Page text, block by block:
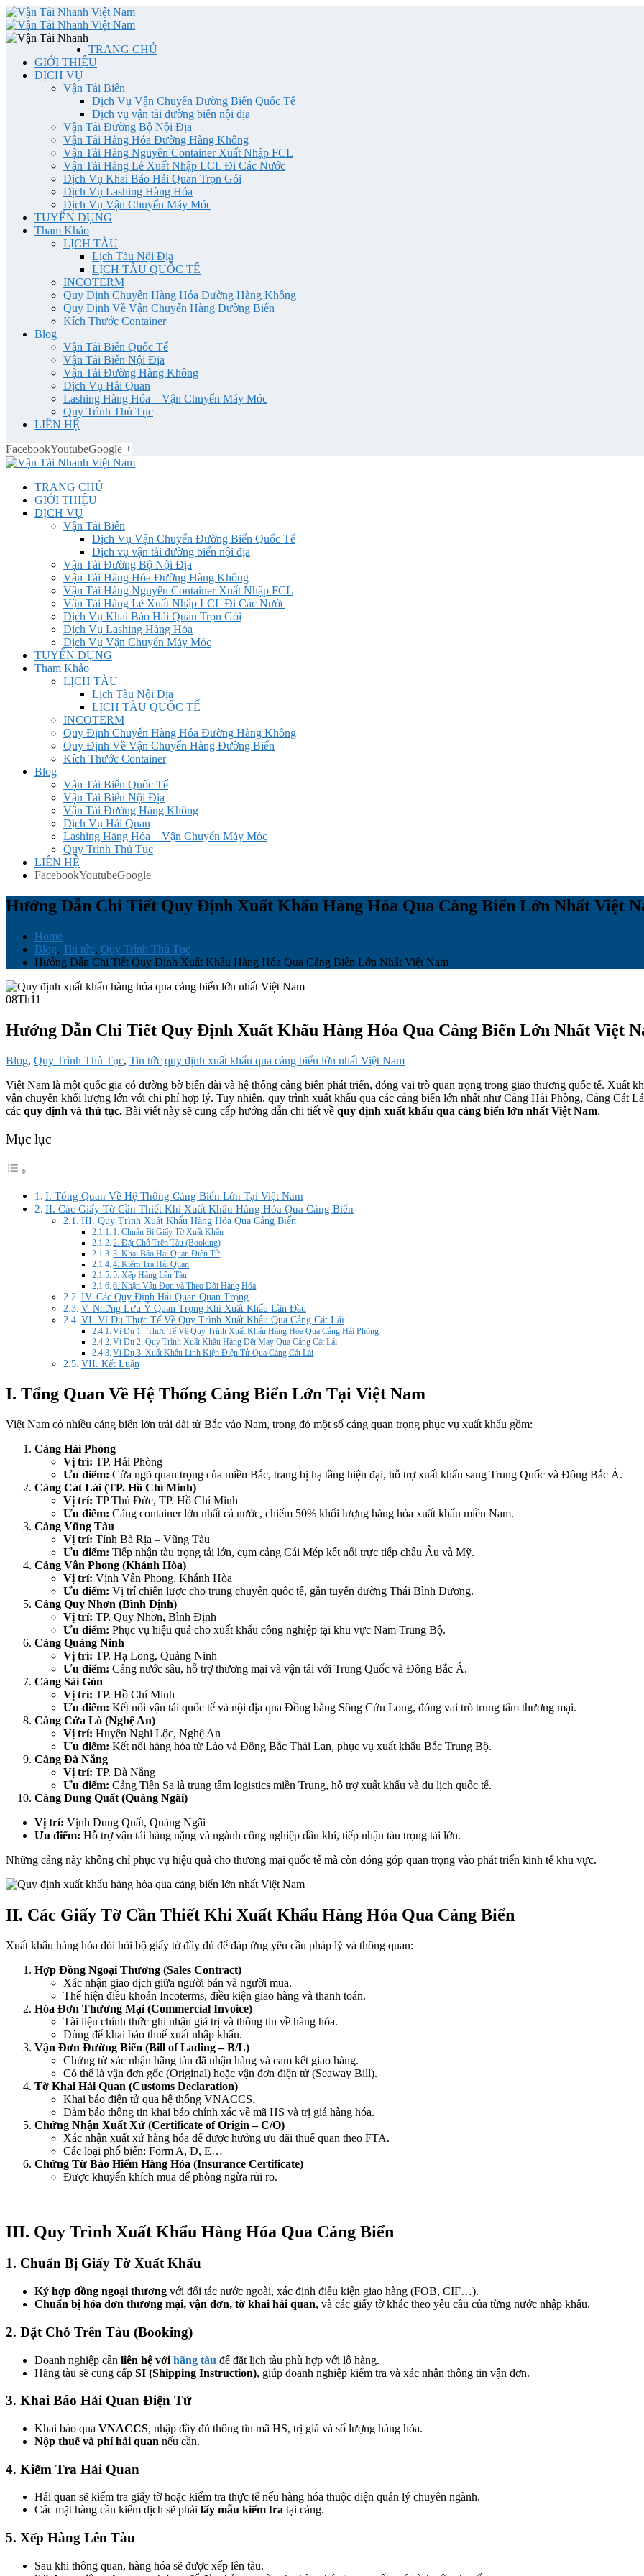
TRANG CHỦ
GIỚI THIỆU
DỊCH VỤ
Vận Tải Biển
Dịch Vụ Vận Chuyển Đường Biển Quốc Tế
Dịch vụ vận tải đường biển nội địa
Vận Tải Đường Bộ Nội Địa
Vận Tải Hàng Hóa Đường Hàng Không
Vận Tải Hàng Nguyên Container Xuất Nhập FCL
Vận Tải Hàng Lẻ Xuất Nhập LCL Đi Các Nước
Dịch Vụ Khai Báo Hải Quan Trọn Gói
Dịch Vụ Lashing Hàng Hóa
Dịch Vụ Vận Chuyển Máy Móc
TUYỂN DỤNG
Tham Khảo
LỊCH TÀU
Lịch Tàu Nội Địa
LỊCH TÀU QUỐC TẾ
INCOTERM
Quy Định Chuyển Hàng Hóa Đường Hàng Không
Quy Định Về Vận Chuyển Hàng Đường Biển
Kích Thước Container
Blog
Vận Tải Biển Quốc Tế
Vận Tải Biển Nội Địa
Vận Tải Đường Hàng Không
Dịch Vụ Hải Quan
Lashing Hàng Hóa _ Vận Chuyển Máy Móc
Quy Trình Thủ Tục
LIÊN HỆ
FacebookYoutubeGoogle +
TRANG CHỦ
GIỚI THIỆU
DỊCH VỤ
Vận Tải Biển
Dịch Vụ Vận Chuyển Đường Biển Quốc Tế
Dịch vụ vận tải đường biển nội địa
Vận Tải Đường Bộ Nội Địa
Vận Tải Hàng Hóa Đường Hàng Không
Vận Tải Hàng Nguyên Container Xuất Nhập FCL
Vận Tải Hàng Lẻ Xuất Nhập LCL Đi Các Nước
Dịch Vụ Khai Báo Hải Quan Trọn Gói
Dịch Vụ Lashing Hàng Hóa
Dịch Vụ Vận Chuyển Máy Móc
TUYỂN DỤNG
Tham Khảo
LỊCH TÀU
Lịch Tàu Nội Địa
LỊCH TÀU QUỐC TẾ
INCOTERM
Quy Định Chuyển Hàng Hóa Đường Hàng Không
Quy Định Về Vận Chuyển Hàng Đường Biển
Kích Thước Container
Blog
Vận Tải Biển Quốc Tế
Vận Tải Biển Nội Địa
Vận Tải Đường Hàng Không
Dịch Vụ Hải Quan
Lashing Hàng Hóa _ Vận Chuyển Máy Móc
Quy Trình Thủ Tục
LIÊN HỆ
FacebookYoutubeGoogle +
Hướng Dẫn Chi Tiết Quy Định Xuất Khẩu Hàng Hóa Qua Cảng Biển Lớn Nhất Việt
Home
Blog, Tin tức, Quy Trình Thủ Tục
Hướng Dẫn Chi Tiết Quy Định Xuất Khẩu Hàng Hóa Qua Cảng Biển Lớn Nhất Việt Nam
08Th11
Hướng Dẫn Chi Tiết Quy Định Xuất Khẩu Hàng Hóa Qua Cảng Biển Lớn Nhất Việt
Blog, Quy Trình Thủ Tục, Tin tức quy định xuất khẩu qua cảng biển lớn nhất Việt Nam
Việt Nam là một quốc gia có đường bờ biển dài và hệ thống cảng biển phát triển, đóng vai trò quan trọng trong giao thương quốc tế. Xuất
vận chuyển khối lượng lớn với chi phí hợp lý. Tuy nhiên, quy trình xuất khẩu qua các cảng biển lớn nhất như Cảng Hải Phòng, Cảng Cát
các quy định và thủ tục. Bài viết này sẽ cung cấp hướng dẫn chi tiết về quy định xuất khẩu qua cảng biển lớn nhất Việt Nam.
Mục lục
I. Tổng Quan Về Hệ Thống Cảng Biển Lớn Tại Việt Nam
II. Các Giấy Tờ Cần Thiết Khi Xuất Khẩu Hàng Hóa Qua Cảng Biển
III. Quy Trình Xuất Khẩu Hàng Hóa Qua Cảng Biển
1. Chuẩn Bị Giấy Tờ Xuất Khẩu
2. Đặt Chỗ Trên Tàu (Booking)
3. Khai Báo Hải Quan Điện Tử
4. Kiểm Tra Hải Quan
5. Xếp Hàng Lên Tàu
6. Nhận Vận Đơn và Theo Dõi Hàng Hóa
IV. Các Quy Định Hải Quan Quan Trọng
V. Những Lưu Ý Quan Trọng Khi Xuất Khẩu Lần Đầu
VI. Ví Dụ Thực Tế Về Quy Trình Xuất Khẩu Qua Cảng Cát Lái
Ví Dụ 1: Thực Tế Về Quy Trình Xuất Khẩu Hàng Hóa Qua Cảng Hải Phòng
Ví Dụ 2: Quy Trình Xuất Khẩu Hàng Dệt May Qua Cảng Cát Lái
Ví Dụ 3: Xuất Khẩu Linh Kiện Điện Tử Qua Cảng Cát Lái
VII. Kết Luận
I. Tổng Quan Về Hệ Thống Cảng Biển Lớn Tại Việt Nam
Việt Nam có nhiều cảng biển lớn trải dài từ Bắc vào Nam, trong đó một số cảng quan trọng phục vụ xuất khẩu gồm:
Cảng Hải Phòng
Vị trí: TP. Hải Phòng
Ưu điểm: Cửa ngõ quan trọng của miền Bắc, trang bị hạ tầng hiện đại, hỗ trợ xuất khẩu sang Trung Quốc và Đông Bắc Á.
Cảng Cát Lái (TP. Hồ Chí Minh)
Vị trí: TP Thủ Đức, TP. Hồ Chí Minh
Ưu điểm: Cảng container lớn nhất cả nước, chiếm 50% khối lượng hàng hóa xuất khẩu miền Nam.
Cảng Vũng Tàu
Vị trí: Tỉnh Bà Rịa – Vũng Tàu
Ưu điểm: Tiếp nhận tàu trọng tải lớn, cụm cảng Cái Mép kết nối trực tiếp châu Âu và Mỹ.
Cảng Vân Phong (Khánh Hòa)
Vị trí: Vịnh Vân Phong, Khánh Hòa
Ưu điểm: Vị trí chiến lược cho trung chuyển quốc tế, gần tuyến đường Thái Bình Dương.
Cảng Quy Nhơn (Bình Định)
Vị trí: TP. Quy Nhơn, Bình Định
Ưu điểm: Phục vụ hiệu quả cho xuất khẩu công nghiệp tại khu vực Nam Trung Bộ.
Cảng Quảng Ninh
Vị trí: TP. Hạ Long, Quảng Ninh
Ưu điểm: Cảng nước sâu, hỗ trợ thương mại và vận tải với Trung Quốc và Đông Bắc Á.
Cảng Sài Gòn
Vị trí: TP. Hồ Chí Minh
Ưu điểm: Kết nối vận tải quốc tế và nội địa qua Đồng bằng Sông Cửu Long, đóng vai trò trung tâm thương mại.
Cảng Cửa Lò (Nghệ An)
Vị trí: Huyện Nghi Lộc, Nghệ An
Ưu điểm: Kết nối hàng hóa từ Lào và Đông Bắc Thái Lan, phục vụ xuất khẩu Bắc Trung Bộ.
Cảng Đà Nẵng
Vị trí: TP. Đà Nẵng
Ưu điểm: Cảng Tiên Sa là trung tâm logistics miền Trung, hỗ trợ xuất khẩu và du lịch quốc tế.
Cảng Dung Quất (Quảng Ngãi)
Vị trí: Vịnh Dung Quất, Quảng Ngãi
Ưu điểm: Hỗ trợ vận tải hàng nặng và ngành công nghiệp dầu khí, tiếp nhận tàu trọng tải lớn.
Những cảng này không chỉ phục vụ hiệu quả cho thương mại quốc tế mà còn đóng góp quan trọng vào phát triển kinh tế khu vực.
II. Các Giấy Tờ Cần Thiết Khi Xuất Khẩu Hàng Hóa Qua Cảng Biển
Xuất khẩu hàng hóa đòi hỏi bộ giấy tờ đầy đủ để đáp ứng yêu cầu pháp lý và thông quan:
Hợp Đồng Ngoại Thương (Sales Contract)
Xác nhận giao dịch giữa người bán và người mua.
Thể hiện điều khoản Incoterms, điều kiện giao hàng và thanh toán.
Hóa Đơn Thương Mại (Commercial Invoice)
Tài liệu chính thức ghi nhận giá trị và thông tin về hàng hóa.
Dùng để khai báo thuế xuất nhập khẩu.
Vận Đơn Đường Biển (Bill of Lading – B/L)
Chứng từ xác nhận hãng tàu đã nhận hàng và cam kết giao hàng.
Có thể là vận đơn gốc (Original) hoặc vận đơn điện tử (Seaway Bill).
Tờ Khai Hải Quan (Customs Declaration)
Khai báo điện tử qua hệ thống VNACCS.
Đảm bảo thông tin khai báo chính xác về mã HS và trị giá hàng hóa.
Chứng Nhận Xuất Xứ (Certificate of Origin – C/O)
Xác nhận xuất xứ hàng hóa để được hưởng ưu đãi thuế quan theo FTA.
Các loại phổ biến: Form A, D, E…
Chứng Từ Bảo Hiểm Hàng Hóa (Insurance Certificate)
Được khuyến khích mua để phòng ngừa rủi ro.
III. Quy Trình Xuất Khẩu Hàng Hóa Qua Cảng Biển
1. Chuẩn Bị Giấy Tờ Xuất Khẩu
Ký hợp đồng ngoại thương với đối tác nước ngoài, xác định điều kiện giao hàng (FOB, CIF…).
Chuẩn bị hóa đơn thương mại, vận đơn, tờ khai hải quan, và các giấy tờ khác theo yêu cầu của từng nước nhập khẩu.
2. Đặt Chỗ Trên Tàu (Booking)
Doanh nghiệp cần liên hệ với hãng tàu để đặt lịch tàu phù hợp với lô hàng.
Hãng tàu sẽ cung cấp SI (Shipping Instruction), giúp doanh nghiệp kiểm tra và xác nhận thông tin vận đơn.
3. Khai Báo Hải Quan Điện Tử
Khai báo qua VNACCS, nhập đầy đủ thông tin mã HS, trị giá và số lượng hàng hóa.
Nộp thuế và phí hải quan nếu cần.
4. Kiểm Tra Hải Quan
Hải quan sẽ kiểm tra giấy tờ hoặc kiểm tra thực tế nếu hàng hóa thuộc diện quản lý chuyên ngành.
Các mặt hàng cần kiểm dịch sẽ phải lấy mẫu kiểm tra tại cảng.
5. Xếp Hàng Lên Tàu
Sau khi thông quan, hàng hóa sẽ được xếp lên tàu.